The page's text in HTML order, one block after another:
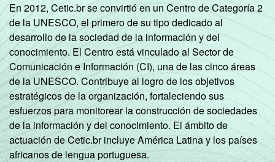
En 2012, Cetic.br se convirtió en un Centro de Categoría 2
de la UNESCO, el primero de su tipo dedicado al
desarrollo de la sociedad de la información y del
conocimiento. El Centro está vinculado al Sector de
Comunicación e Información (CI), una de las cinco áreas
de la UNESCO. Contribuye al logro de los objetivos
estratégicos de la organización, fortaleciendo sus
esfuerzos para monitorear la construcción de sociedades
de la información y del conocimiento. El ámbito de
actuación de Cetic.br incluye América Latina y los países
africanos de lengua portuguesa.